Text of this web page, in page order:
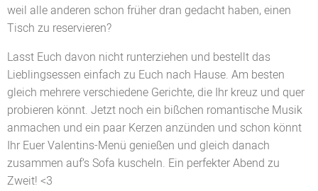
weil alle anderen schon früher dran gedacht haben, einen
Tisch zu reservieren?
Lasst Euch davon nicht runterziehen und bestellt das
Lieblingsessen einfach zu Euch nach Hause. Am besten
gleich mehrere verschiedene Gerichte, die Ihr kreuz und quer
probieren könnt. Jetzt noch ein bißchen romantische Musik
anmachen und ein paar Kerzen anzünden und schon könnt
Ihr Euer Valentins-Menü genießen und gleich danach
zusammen auf’s Sofa kuscheln. Ein perfekter Abend zu
Zweit! <3